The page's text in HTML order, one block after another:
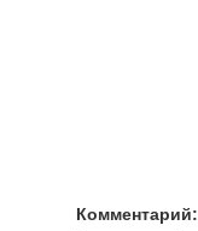
Комментарий: